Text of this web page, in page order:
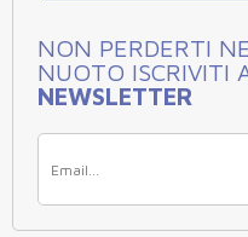
NON PERDERTI
NUOTO ISCRIVITI
NEWSLETTER